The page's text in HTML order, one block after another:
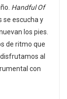
Handful Of
se escucha y
los pies.
de ritmo que
al
con